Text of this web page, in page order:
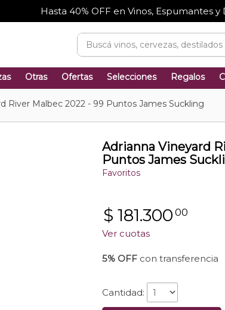
Hasta 40% OFF en Vinos, Espumantes y
Otras Ofertas Selecciones Regalos
River Malbec 2022 - 99 Puntos James Suckling
Adrianna Vineyard
Puntos James
Favoritos
$ 181.300 00
Ver cuotas
5% OFFcon transferencia
Cantidad: